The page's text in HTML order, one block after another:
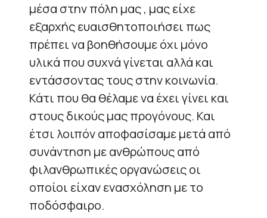
μέσα στην πόλη μας , μας είχε
εξαρχής ευαισθητοποιήσει πως
πρέπει να βοηθήσουμε όχι μόνο
υλικά που συχνά γίνεται αλλά και
εντάσσοντας τους στην κοινωνία.
Κάτι που θα θέλαμε να έχει γίνει και
στους δικούς μας προγόνους. Και
έτσι λοιπόν αποφασίσαμε μετά από
συνάντηση με ανθρώπους από
φιλανθρωπικές οργανώσεις οι
οποίοι είχαν ενασχόληση με το
ποδόσφαιρο.